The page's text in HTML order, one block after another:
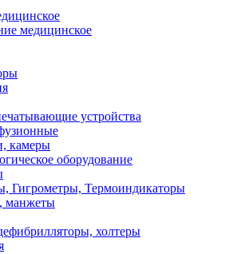
медицинское
устройства
камеры
оборудование
Гигрометры, Термоиндикаторы
манжеты
холтеры